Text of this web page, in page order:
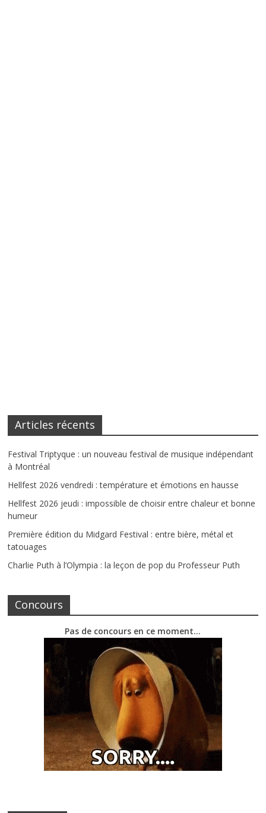
Articles récents
Festival Triptyque : un nouveau festival de musique indépendant
à Montréal
Hellfest 2026 vendredi : température et émotions en hausse
Hellfest 2026 jeudi : impossible de choisir entre chaleur et bonne
humeur
Première édition du Midgard Festival : entre bière, métal et
tatouages
Charlie Puth à l’Olympia : la leçon de pop du Professeur Puth
Concours
Pas de concours en ce moment…